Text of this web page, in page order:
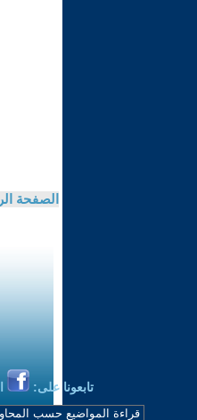
الصفحة
تابعونا على: